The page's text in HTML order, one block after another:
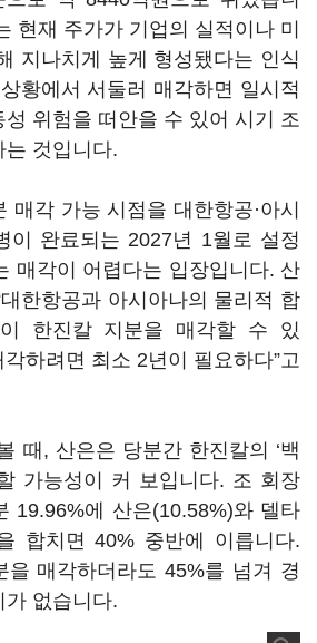
현재 주가가 기업의 실적이나 미
지나치게 높게 형성됐다는 인식
황에서 서둘러 매각하면 일시적
위험을 떠안을 수 있어 시기 조
는 것입니다.
매각 가능 시점을 대한항공·아시
이 완료되는 2027년 1월로 설정
매각이 어렵다는 입장입니다. 산
한항공과 아시아나의 물리적 합
한진칼 지분을 매각할 수 있
각하려면 최소 2년이 필요하다”고
때, 산은은 당분간 한진칼의 ‘백
가능성이 커 보입니다. 조 회장
19.96%에 산은(10.58%)와 델타
합치면 40% 중반에 이릅니다.
을 매각하더라도 45%를 넘겨 경
가 없습니다.